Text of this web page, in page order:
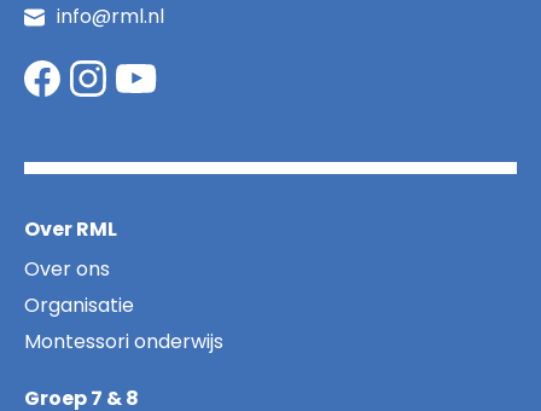
info@rml.nl
Over RML
Over ons
Organisatie
Montessori onderwijs
Groep 7 & 8